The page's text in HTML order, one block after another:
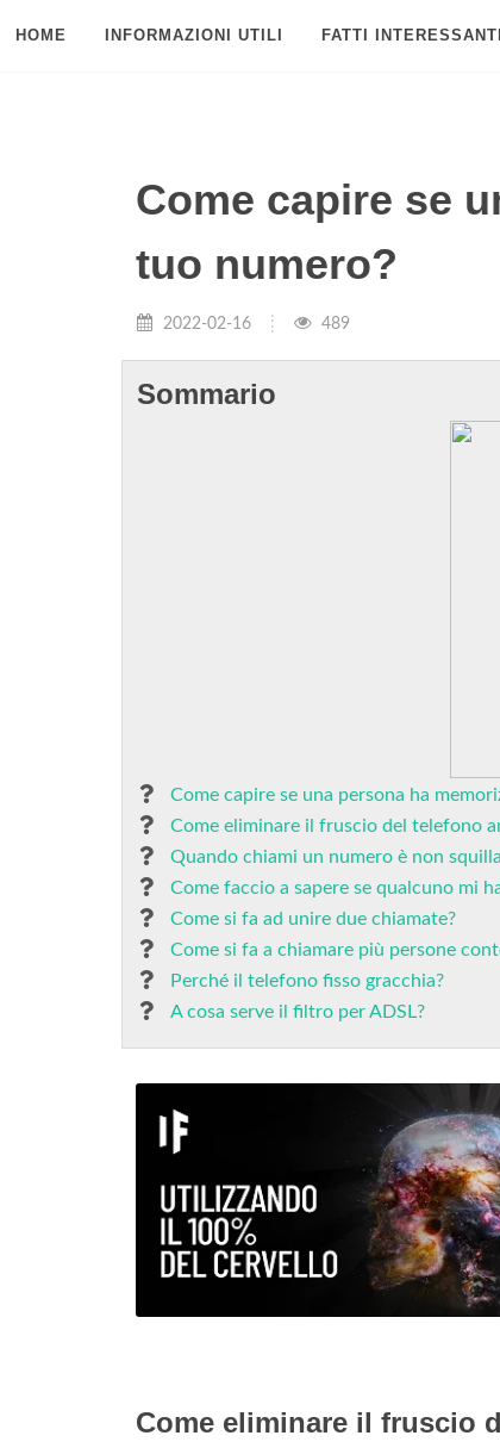
HOME INFORMAZIONI UTILI FATTI INTERESSANTI
Come capire se
tuo numero?
2022-02-16 489
Sommario
Come capire se una persona ha
Come eliminare il fruscio del telefono
Quando chiami un numero è non
Come faccio a sapere se qualcuno mi
Come si fa ad unire due chiamate?
Come si fa a chiamare più persone
Perché il telefono fisso gracchia?
A cosa serve il filtro per ADSL?
Come eliminare il fruscio